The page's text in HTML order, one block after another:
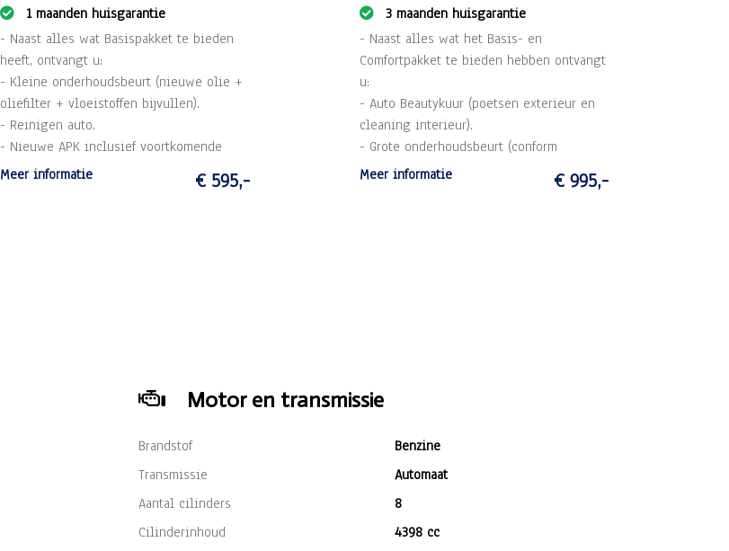
1 maanden huisgarantie
- Naast alles wat Basispakket te bieden
heeft, ontvangt u:
- Kleine onderhoudsbeurt (nieuwe olie +
oliefilter + vloeistoffen bijvullen).
- Reinigen auto.
- Nieuwe APK inclusief voortkomende
kosten.
- 1 maand garantie op draaiende delen
Meer informatie € 595,-
3 maanden huisgarantie
- Naast alles wat het Basis- en
Comfortpakket te bieden hebben ontvangt
u:
- Auto Beautykuur (poetsen exterieur en
cleaning interieur).
- Grote onderhoudsbeurt (conform
schema).
- 3 maanden garantie op draaiende delen
Meer informatie € 995,-
Motor en transmissie
Brandstof
Benzine
Transmissie
Automaat
Aantal cilinders
8
Cilinderinhoud
4398 cc